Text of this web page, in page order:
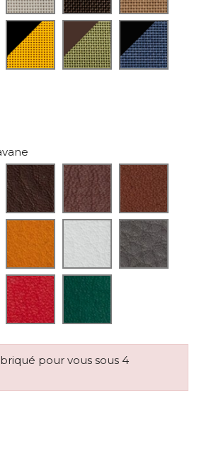
pour vous sous 4